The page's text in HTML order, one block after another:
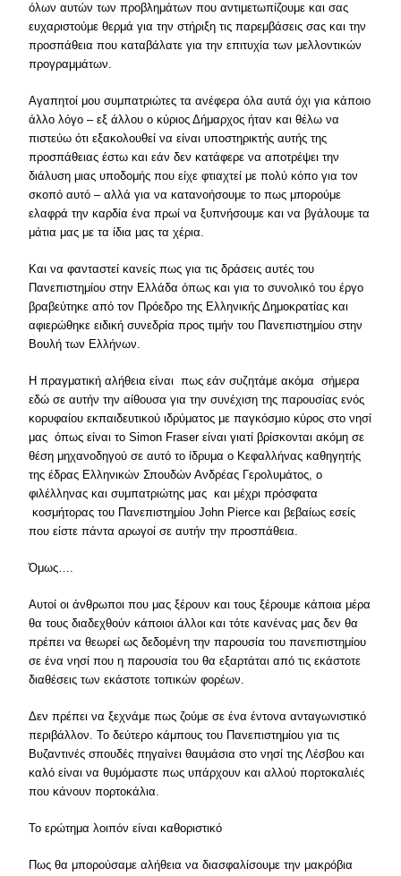
όλων αυτών των προβλημάτων που αντιμετωπίζουμε και σας
ευχαριστούμε θερμά για την στήριξη τις παρεμβάσεις σας και την
προσπάθεια που καταβάλατε για την επιτυχία των μελλοντικών
προγραμμάτων.
Αγαπητοί μου συμπατριώτες τα ανέφερα όλα αυτά όχι για κάποιο
άλλο λόγο – εξ άλλου ο κύριος Δήμαρχος ήταν και θέλω να
πιστεύω ότι εξακολουθεί να είναι υποστηρικτής αυτής της
προσπάθειας έστω και εάν δεν κατάφερε να αποτρέψει την
διάλυση μιας υποδομής που είχε φτιαχτεί με πολύ κόπο για τον
σκοπό αυτό – αλλά για να κατανοήσουμε το πως μπορούμε
ελαφρά την καρδία ένα πρωί να ξυπνήσουμε και να βγάλουμε τα
μάτια μας με τα ίδια μας τα χέρια.
Και να φανταστεί κανείς πως για τις δράσεις αυτές του
Πανεπιστημίου στην Ελλάδα όπως και για το συνολικό του έργο
βραβεύτηκε από τον Πρόεδρο της Ελληνικής Δημοκρατίας και
αφιερώθηκε ειδική συνεδρία προς τιμήν του Πανεπιστημίου στην
Βουλή των Ελλήνων.
Η πραγματική αλήθεια είναι πως εάν συζητάμε ακόμα σήμερα
εδώ σε αυτήν την αίθουσα για την συνέχιση της παρουσίας ενός
κορυφαίου εκπαιδευτικού ιδρύματος με παγκόσμιο κύρος στο νησί
μας όπως είναι το Simon Fraser είναι γιατί βρίσκονται ακόμη σε
θέση μηχανοδηγού σε αυτό το ίδρυμα ο Κεφαλλήνας καθηγητής
της έδρας Ελληνικών Σπουδών Ανδρέας Γερολυμάτος, ο
φιλέλληνας και συμπατριώτης μας και μέχρι πρόσφατα
κοσμήτορας του Πανεπιστημίου John Pierce και βεβαίως εσείς
που είστε πάντα αρωγοί σε αυτήν την προσπάθεια.
Όμως….
Αυτοί οι άνθρωποι που μας ξέρουν και τους ξέρουμε κάποια μέρα
θα τους διαδεχθούν κάποιοι άλλοι και τότε κανένας μας δεν θα
πρέπει να θεωρεί ως δεδομένη την παρουσία του πανεπιστημίου
σε ένα νησί που η παρουσία του θα εξαρτάται από τις εκάστοτε
διαθέσεις των εκάστοτε τοπικών φορέων.
Δεν πρέπει να ξεχνάμε πως ζούμε σε ένα έντονα ανταγωνιστικό
περιβάλλον. Το δεύτερο κάμπους του Πανεπιστημίου για τις
Βυζαντινές σπουδές πηγαίνει θαυμάσια στο νησί της Λέσβου και
καλό είναι να θυμόμαστε πως υπάρχουν και αλλού πορτοκαλιές
που κάνουν πορτοκάλια.
Το ερώτημα λοιπόν είναι καθοριστικό
Πως θα μπορούσαμε αλήθεια να διασφαλίσουμε την μακρόβια